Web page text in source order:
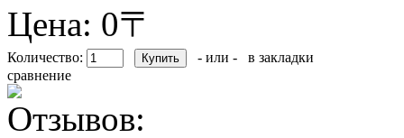
Цена: 0〒
Количество: - или -
в закладки
сравнение